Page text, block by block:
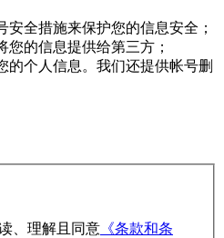
全措施来保护您的信息安全；
您的信息提供给第三方；
的个人信息。我们还提供帐号删
、理解且同意 《条款和条